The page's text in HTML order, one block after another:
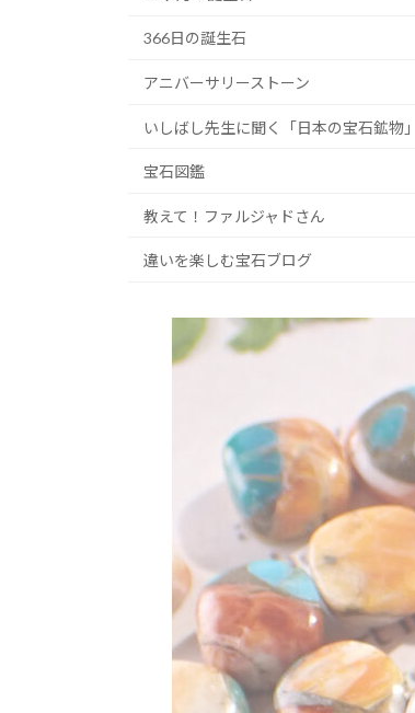
366日の誕生石
アニバーサリーストーン
いしばし先生に聞く「日本の宝石鉱物」
宝石図鑑
教えて！ファルジャドさん
違いを楽しむ宝石ブログ